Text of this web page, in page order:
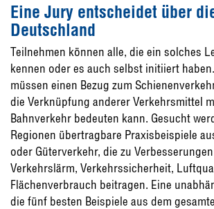
Eine Jury entscheidet über
Deutschland
Teilnehmen können alle, die ein solches
kennen oder es auch selbst initiiert
müssen einen Bezug zum
die Verknüpfung anderer Verkehrsmittel
Bahnverkehr bedeuten kann. Gesucht
Regionen übertragbare Praxisbeispiele
oder Güterverkehr, die zu
Verkehrslärm, Verkehrssicherheit,
Flächenverbrauch beitragen. Eine
die fünf besten Beispiele aus dem